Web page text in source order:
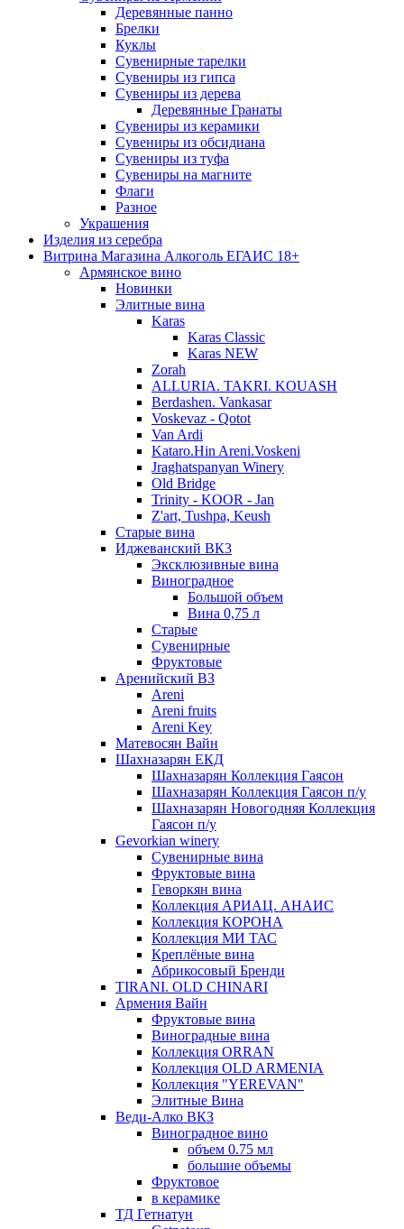
Деревянные панно
Брелки
Куклы
Сувенирные тарелки
Сувениры из гипса
Сувениры из дерева
Деревянные Гранаты
Сувениры из керамики
Сувениры из обсидиана
Сувениры из туфа
Сувениры на магните
Флаги
Разное
Украшения
Изделия из серебра
Витрина Магазина Алкоголь ЕГАИС 18+
Армянское вино
Новинки
Элитные вина
Karas
Karas Classic
Karas NEW
Zorah
ALLURIA. TAKRI. KOUASH
Berdashen. Vankasar
Voskevaz - Qotot
Van Ardi
Kataro.Hin Areni.Voskeni
Jraghatspanyan Winery
Old Bridge
Trinity - KOOR - Jan
Z'art, Tushpa, Keush
Старые вина
Иджеванский ВК3
Эксклюзивные вина
Виноградное
Большой объем
Вина 0,75 л
Старые
Сувенирные
Фруктовые
Аренийский ВЗ
Areni
Areni fruits
Areni Key
Матевосян Вайн
Шахназарян ЕКД
Шахназарян Коллекция Гаясон
Шахназарян Коллекция Гаясон п/у
Шахназарян Новогодняя Коллекция
Гаясон п/у
Gevorkian winery
Сувенирные вина
Фруктовые вина
Геворкян вина
Коллекция АРИАЦ. АНАИС
Коллекция КОРОНА
Коллекция МИ ТАС
Креплёные вина
Абрикосовый Бренди
TIRANI. OLD CHINARI
Армения Вайн
Фруктовые вина
Виноградные вина
Коллекция ORRAN
Коллекция OLD ARMENIA
Коллекция "YEREVAN"
Элитные Вина
Веди-Алко ВКЗ
Виноградное вино
объем 0.75 мл
большие объемы
Фруктовое
в керамике
ТД Гетнатун